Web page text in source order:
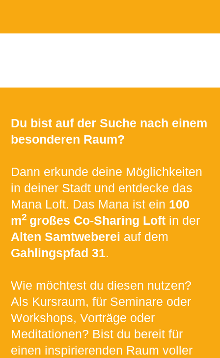
Du bist auf der Suche nach einem
besonderen Raum?
Dann erkunde deine Möglichkeiten
in deiner Stadt und entdecke das
Mana Loft. Das Mana ist ein 100
m2 großes Co-Sharing Loft in der
Alten Samtweberei auf dem
Gahlingspfad 31.
Wie möchtest du diesen nutzen?
Als Kursraum, für Seminare oder
Workshops, Vorträge oder
Meditationen? Bist du bereit für
einen inspirierenden Raum voller